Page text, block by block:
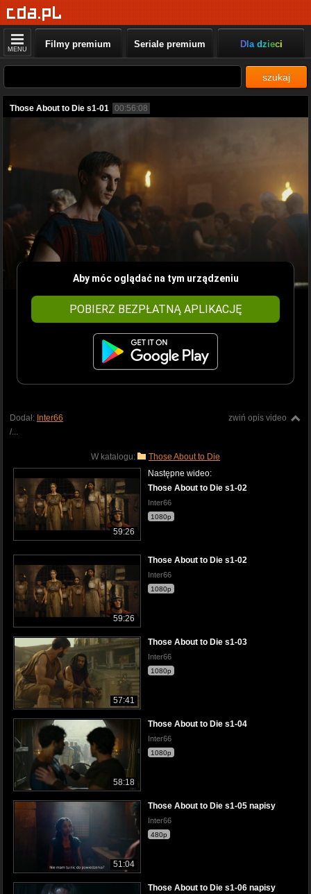
MENU Filmy premium Seriale premium Dla dzieci
szukaj
Those About to Die s1-01 00:56:08
Aby móc oglądać na tym urządzeniu
POBIERZ BEZPŁATNĄ APLIKACJĘ
zwiń opis video
Dodał: Inter66
/...
W katalogu: Those About to Die
59:26
Następne wideo:
Those About to Die s1-02
Inter66
1080p
59:26
Those About to Die s1-02
Inter66
1080p
57:41
Those About to Die s1-03
Inter66
1080p
58:18
Those About to Die s1-04
Inter66
1080p
51:04
Those About to Die s1-05 napisy
Inter66
480p
Those About to Die s1-06 napisy